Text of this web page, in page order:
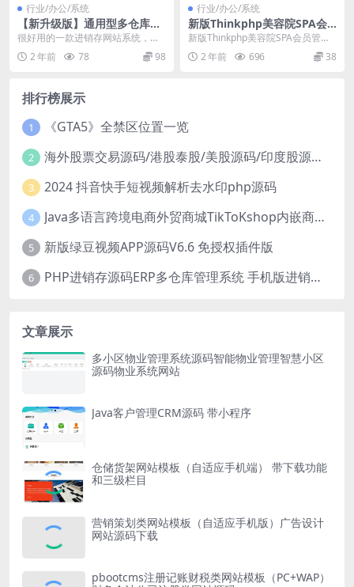
行业/办公/系统
【新升级版】通用型多仓库进
销存ERP系统支持扫码枪仓库
管理软件采购销售erp库存源
码
很好用的一款进销存网站系统，可
以安装到网站，也可以直接在本地
配置环境用内网使用，...
2 年前 78 98
行业/办公/系统
新版Thinkphp美容院SPA会
员管理系统源码含微信端 PHP
会员管理系统源码
新版Thinkphp美容院SPA会员管理
系统源码含微信端 PHP会员管理系
统源码...
2 年前 696 38
排行榜展示
1 《GTA5》全禁区位置一览
2 海外股票交易源码/港股泰股/美股源码/印度股源码/马拉西亚股票源码/国际股票配资
3 2024 抖音快手短视频解析去水印php源码
4 Java多语言跨境电商外贸商城TikToKshop内嵌商城I商家入驻I一键铺
5 新版绿豆视频APP源码V6.6 免授权插件版
6 PHP进销存源码ERP多仓库管理系统 手机版进销存 php网络版进销存小程序
文章展示
多小区物业管理系统源码智能物业管理智慧小区
源码物业系统网站
Java客户管理CRM源码 带小程序
仓储货架网站模板（自适应手机端） 带下载功能
和三级栏目
营销策划类网站模板（自适应手机版）广告设计
网站源码下载
pbootcms注册记账财税类网站模板（PC+WAP）